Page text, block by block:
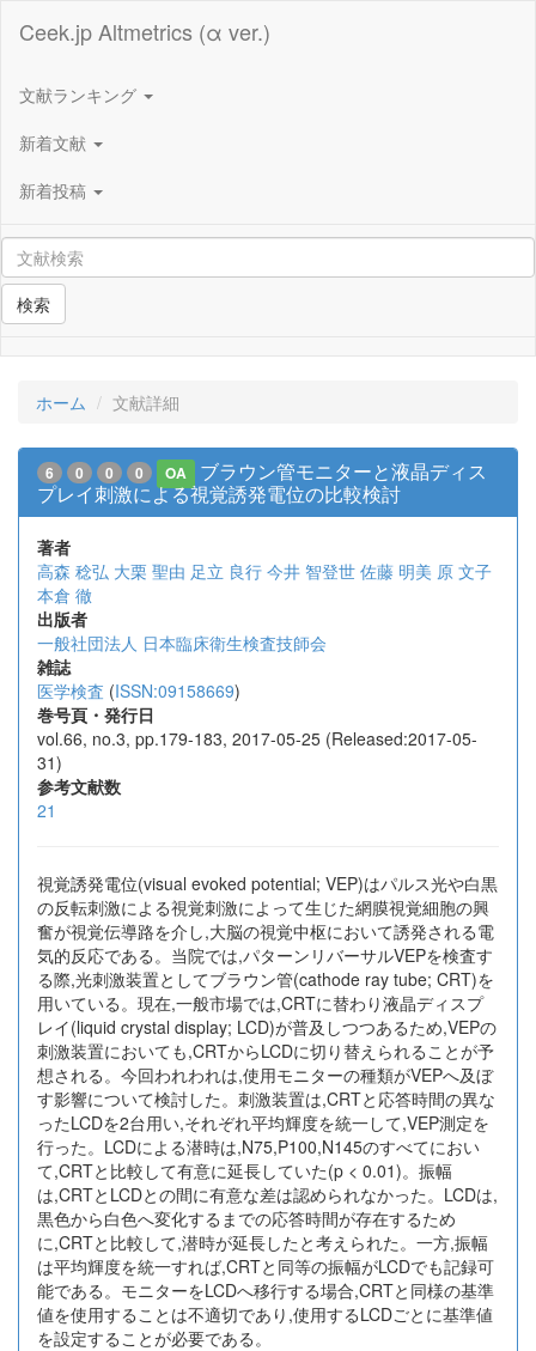
Ceek.jp Altmetrics (α ver.)
文献ランキング
新着文献
新着投稿
検索
ホーム 文献詳細
6 0 0 0 OA
ブラウン管モニターと液晶ディス
プレイ刺激による視覚誘発電位の比較検討
著者
高森 稔弘 大栗 聖由 足立 良行 今井 智登世 佐藤 明美 原 文子
本倉 徹
出版者
一般社団法人 日本臨床衛生検査技師会
雑誌
医学検査 (ISSN:09158669)
巻号頁・発行日
vol.66, no.3, pp.179-183, 2017-05-25 (Released:2017-05-
31)
参考文献数
21
視覚誘発電位(visual evoked potential; VEP)はパルス光や白黒
の反転刺激による視覚刺激によって生じた網膜視覚細胞の興
奮が視覚伝導路を介し,大脳の視覚中枢において誘発される電
気的反応である。当院では,パターンリバーサルVEPを検査す
る際,光刺激装置としてブラウン管(cathode ray tube; CRT)を
用いている。現在,一般市場では,CRTに替わり液晶ディスプ
レイ(liquid crystal display; LCD)が普及しつつあるため,VEPの
刺激装置においても,CRTからLCDに切り替えられることが予
想される。今回われわれは,使用モニターの種類がVEPへ及ぼ
す影響について検討した。刺激装置は,CRTと応答時間の異な
ったLCDを2台用い,それぞれ平均輝度を統一して,VEP測定を
行った。LCDによる潜時は,N75,P100,N145のすべてにおい
て,CRTと比較して有意に延長していた(p < 0.01)。振幅
は,CRTとLCDとの間に有意な差は認められなかった。LCDは,
黒色から白色へ変化するまでの応答時間が存在するため
に,CRTと比較して,潜時が延長したと考えられた。一方,振幅
は平均輝度を統一すれば,CRTと同等の振幅がLCDでも記録可
能である。モニターをLCDへ移行する場合,CRTと同様の基準
値を使用することは不適切であり,使用するLCDごとに基準値
を設定することが必要である。